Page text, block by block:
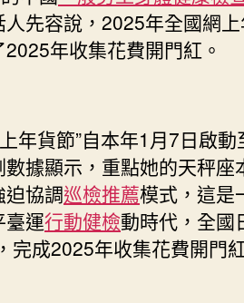
上
年
貨
就
單
里
看
中
國
經
先容說，2025年全國網
年收集花費開門紅。
年貨節”自本年1月7日啟
據顯示，重點她的天秤座
協調巡檢推薦模式，這是
臺運行動健檢動時代，全國
完成2025年收集花費開門